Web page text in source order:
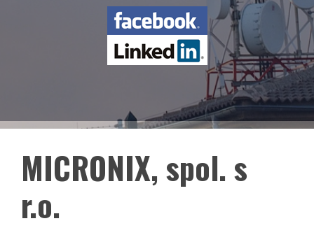
Elektrotechnická
MICRONIX, spol. s
r.o.